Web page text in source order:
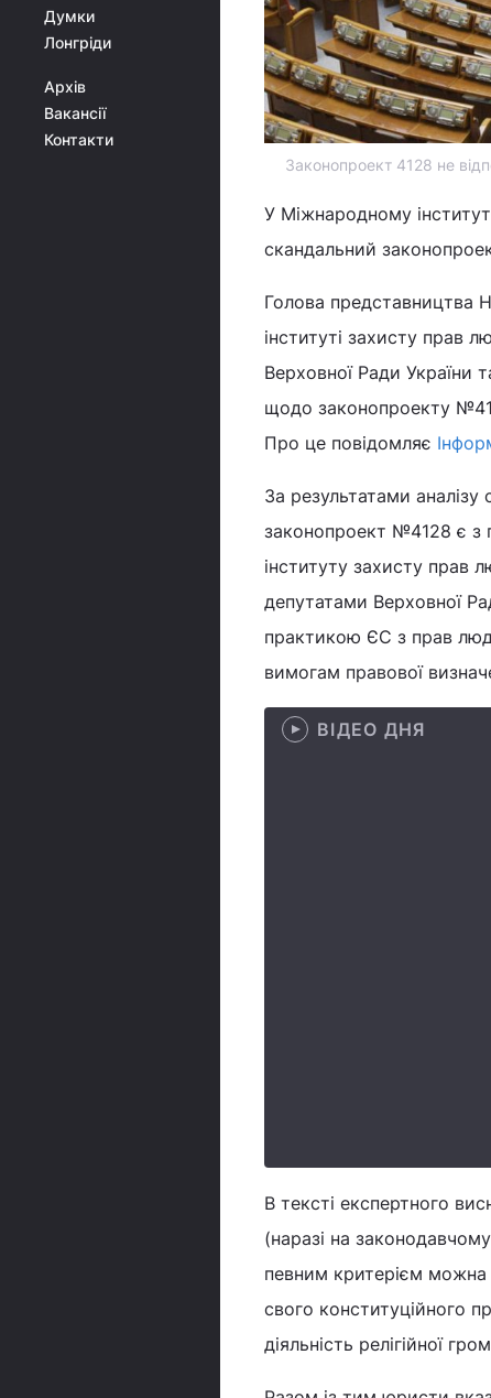
Думки
Лонгріди
Архів
Вакансії
Контакти
Законопроект 4128 не
У Міжнародному
скандальний
Голова представництва
інституті захисту прав
Верховної Ради України
щодо законопроекту
Про це повідомляє
За результатами аналізу
законопроект №4128 є з
інституту захисту прав
депутатами Верховної
практикою ЄС з прав
вимогам правової
ВІДЕО ДНЯ
В тексті експертного
(наразі на
певним критерієм можна
свого конституційного
діяльність релігійної